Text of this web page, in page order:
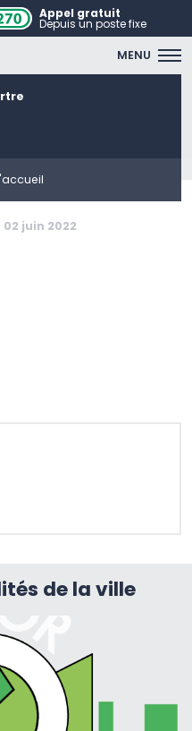
Appel gratuit
Depuis un poste fixe
MENU
02 juin 2022
de la ville